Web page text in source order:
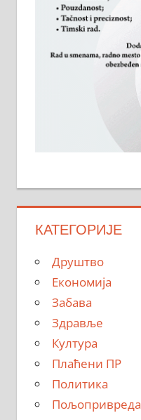
КАТЕГОРИЈЕ
Друштво
Економија
Забава
Здравље
Култура
Плаћени ПР
Политика
Пољопривреда